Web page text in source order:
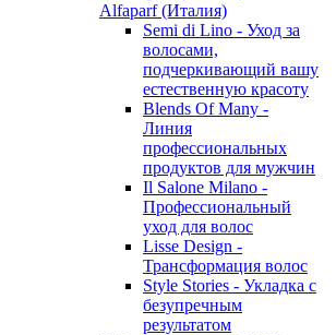
Alfaparf (Италия)
Semi di Lino - Уход за
волосами,
подчеркивающий вашу
естественную красоту
Blends Of Many -
Линия
профессиональных
продуктов для мужчин
Il Salone Milano -
Профессиональный
уход для волос
Lisse Design -
Трансформация волос
Style Stories - Укладка с
безупречным
результатом